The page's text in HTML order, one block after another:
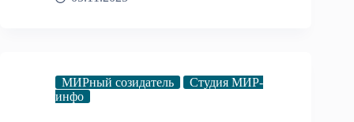
МИРный созидатель
Студия МИР-
инфо